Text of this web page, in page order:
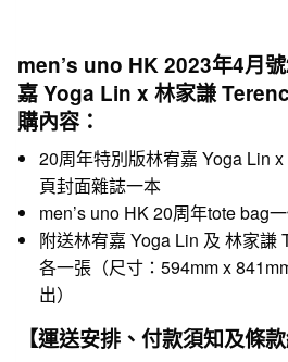
men’s uno HK 2023年4月
嘉 Yoga Lin x 林家謙
購內容：
20周年特別版林宥嘉 Yoga Lin
頁封面雜誌一本
men’s uno HK 20周年tote bag
附送林宥嘉 Yoga Lin 及 林家謙
各一張（尺寸：594mm x
出）
【運送安排、付款須知及條款